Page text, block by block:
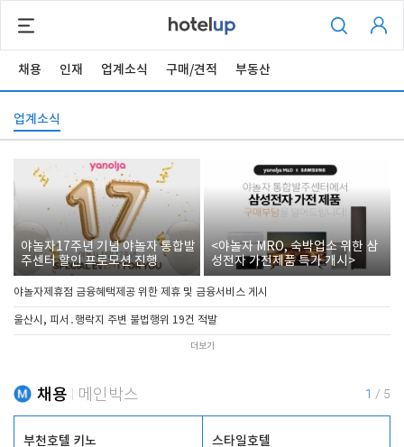
채용 인재 업계소식 구매/견적 부동산
업계소식
야놀자17주년 기념 야놀자 통합발
주센터 할인 프로모션 진행
<야놀자 MRO, 숙박업소 위한 삼
성전자 가전제품 특가 개시>
야놀자제휴점 금융혜택제공 위한 제휴 및 금융서비스 게시
울산시, 피서․행락지 주변 불법행위 19건 적발
더보기
채용 메인박스 1 / 5
부천호텔 키노 스타일호텔